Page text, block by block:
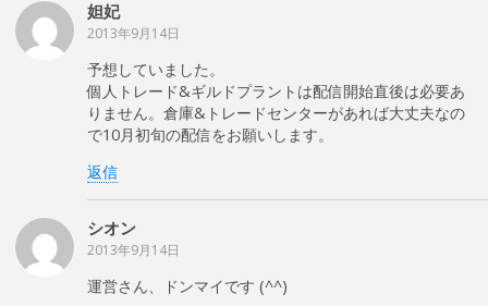
妲妃
2013年9月14日
予想していました。
個人トレード&ギルドプラントは配信開始直後は必要あ
りません。倉庫&トレードセンターがあれば大丈夫なの
で10月初旬の配信をお願いします。
返信
シオン
2013年9月14日
運営さん、ドンマイです (^^)